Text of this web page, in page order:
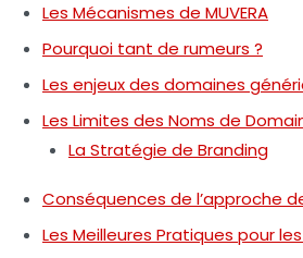
Les Mécanismes de MUVERA
Pourquoi tant de rumeurs ?
Les enjeux des domaines
Les Limites des Noms de
La Stratégie de Branding
Conséquences de l’approche
Les Meilleures Pratiques pour